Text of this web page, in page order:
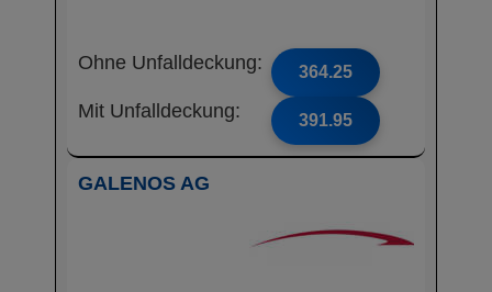
Ohne Unfalldeckung: 364.25
Mit Unfalldeckung: 391.95
GALENOS AG